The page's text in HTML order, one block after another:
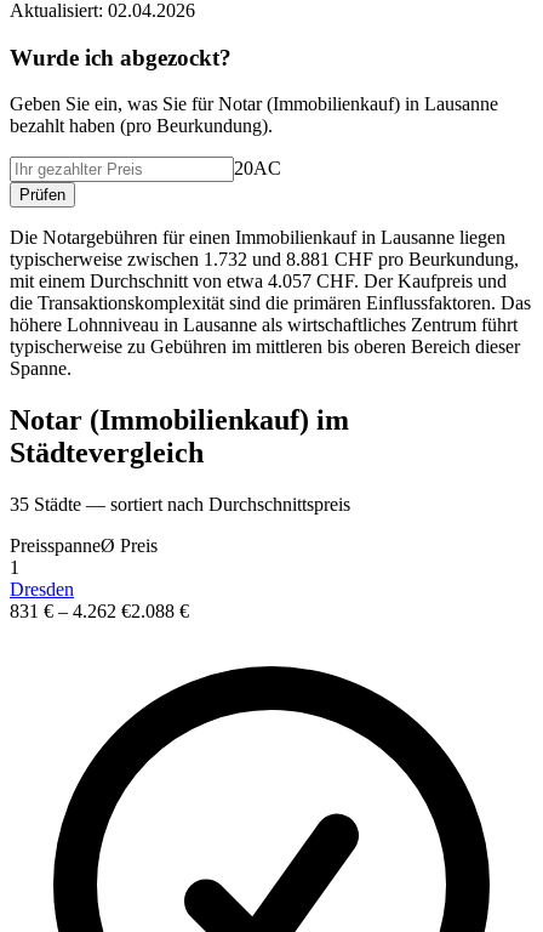
Aktualisiert: 02.04.2026
Wurde ich abgezockt?
Geben Sie ein, was Sie fürNotar (Immobilienkauf) in Lausanne
bezahlt haben (pro Beurkundung).
20AC
Prüfen
Die Notargebühren für einen Immobilienkauf in Lausanne liegen
typischerweise zwischen 1.732 und 8.881 CHF pro Beurkundung,
mit einem Durchschnitt von etwa 4.057 CHF. Der Kaufpreis und
die Transaktionskomplexität sind die primären Einflussfaktoren. Das
höhere Lohnniveau in Lausanne als wirtschaftliches Zentrum führt
typischerweise zu Gebühren im mittleren bis oberen Bereich dieser
Spanne.
Notar (Immobilienkauf) im
Städtevergleich
35 Städte — sortiert nach Durchschnittspreis
PreisspanneØ Preis
1
Dresden
831 € – 4.262 €2.088 €